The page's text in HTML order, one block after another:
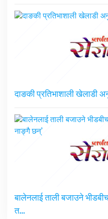
दाङकी प्रतिभाशाली खेलाडी
बालेनलाई ताली बजाउने
त…